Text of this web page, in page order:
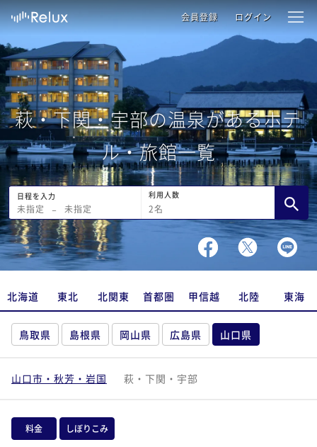
会員登録 ログイン
萩・下関・宇部の温泉があるホテ
ル・旅館一覧
日程を入力
未指定 − 未指定
利用人数
2名
北海道 東北 北関東 首都圏 甲信越 北陸 東海
鳥取県 島根県 岡山県 広島県 山口県
山口市・秋芳・岩国 萩・下関・宇部
料金 しぼりこみ